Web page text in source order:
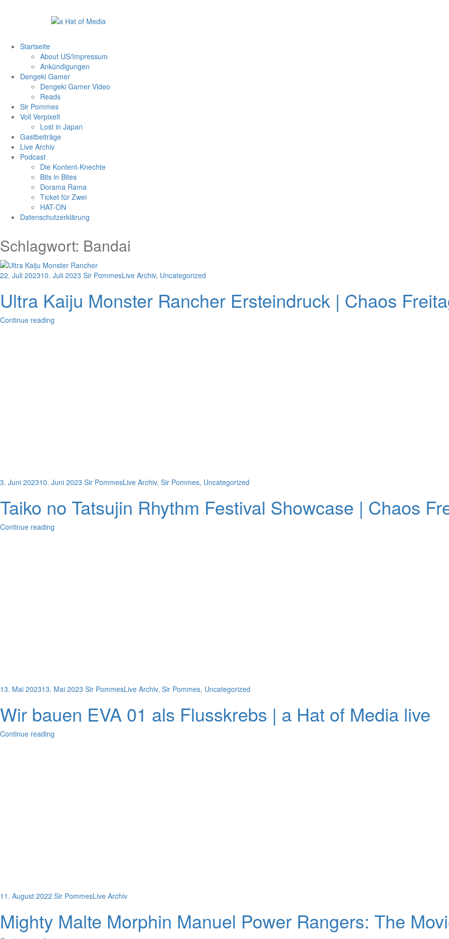
Startseite
About US/Impressum
Ankündigungen
Dengeki Gamer
Dengeki Gamer Video
Reads
Sir Pommes
Voll Verpixelt
Lost in Japan
Gastbeiträge
Live Archiv
Podcast
Die Kontent-Knechte
Bits in Bites
Dorama Rama
Ticket für Zwei
HAT-ON
Datenschutzerklärung
Schlagwort: Bandai
22. Juli 202310. Juli 2023 Sir PommesLive Archiv, Uncategorized
Ultra Kaiju Monster Rancher Ersteindruck | Chaos
Continue reading
3. Juni 202310. Juni 2023 Sir PommesLive Archiv, Sir Pommes, Uncategorized
Taiko no Tatsujin Rhythm Festival Showcase | Chaos
Continue reading
13. Mai 202313. Mai 2023 Sir PommesLive Archiv, Sir Pommes, Uncategorized
Wir bauen EVA 01 als Flusskrebs | a Hat of Media live
Continue reading
11. August 2022 Sir PommesLive Archiv
Mighty Malte Morphin Manuel Power Rangers: The